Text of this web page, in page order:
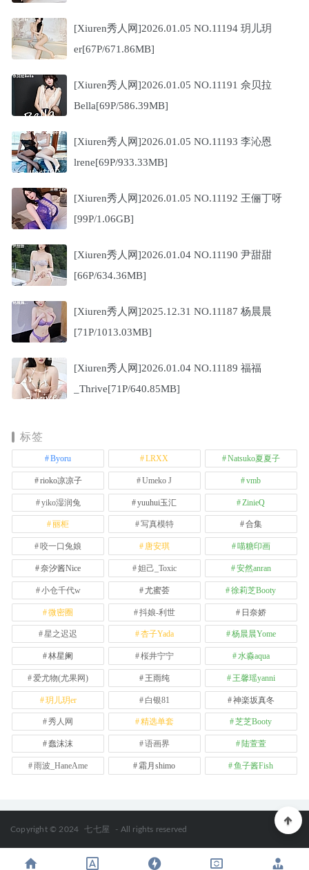
[Xiuren秀人网]2026.01.05 NO.11194 玥儿玥
er[67P/671.86MB]
[Xiuren秀人网]2026.01.05 NO.11191 佘贝拉
Bella[69P/586.39MB]
[Xiuren秀人网]2026.01.05 NO.11193 李沁恩
lrene[69P/933.33MB]
[Xiuren秀人网]2026.01.05 NO.11192 王俪丁呀
[99P/1.06GB]
[Xiuren秀人网]2026.01.04 NO.11190 尹甜甜
[66P/634.36MB]
[Xiuren秀人网]2025.12.31 NO.11187 杨晨晨
[71P/1013.03MB]
[Xiuren秀人网]2026.01.04 NO.11189 福福
_Thrive[71P/640.85MB]
标签
Byoru LRXX Natsuko夏夏子
rioko凉凉子 Umeko J vmb
yiko湿润兔 yuuhui玉汇 ZinieQ
丽柜 写真模特 合集
咬一口兔娘 唐安琪 喵糖印画
奈汐酱Nice 妲己_Toxic 安然anran
小仓千代w 尤蜜荟 徐莉芝Booty
微密圈 抖娘-利世 日奈娇
星之迟迟 杏子Yada 杨晨晨Yome
林星阑 桜井宁宁 水淼aqua
爱尤物(尤果网) 王雨纯 王馨瑶yanni
玥儿玥er 白银81 神楽坂真冬
秀人网 精选单套 芝芝Booty
蠢沫沫 语画界 陆萱萱
雨波_HaneAme 霜月shimo 鱼子酱Fish
Copyright © 2024 七七屋 - All rights reserved